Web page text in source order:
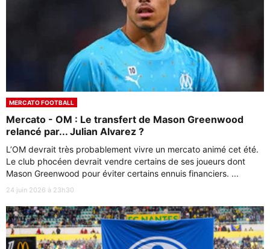
MERCATO FOOTBALL
Mercato - OM : Le transfert de Mason Greenwood
relancé par... Julian Alvarez ?
L’OM devrait très probablement vivre un mercato animé cet été.
Le club phocéen devrait vendre certains de ses joueurs dont
Mason Greenwood pour éviter certains ennuis financiers. ...
24 juin 2026 à 23h30